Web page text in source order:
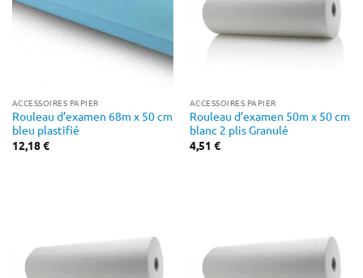
ACCESSOIRES PAPIER
Rouleau d’examen 68m x 50 cm
bleu plastifié
12,18€
ACCESSOIRES PAPIER
Rouleau d’examen 50m x 50 cm
blanc 2 plis Granulé
4,51 €